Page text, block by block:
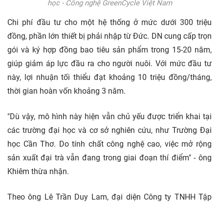
học - Công nghệ GreenCycle Việt Nam
Chi phí đầu tư cho một hệ thống ở mức dưới 300 triệu
đồng, phần lớn thiết bị phải nhập từ Đức. DN cung cấp trọn
gói và ký hợp đồng bao tiêu sản phẩm trong 15-20 năm,
giúp giảm áp lực đầu ra cho người nuôi. Với mức đầu tư
này, lợi nhuận tối thiểu đạt khoảng 10 triệu đồng/tháng,
thời gian hoàn vốn khoảng 3 năm.
"Dù vậy, mô hình này hiện vẫn chủ yếu được triển khai tại
các trường đại học và cơ sở nghiên cứu, như Trường Đại
học Cần Thơ. Do tính chất công nghệ cao, việc mở rộng
sản xuất đại trà vẫn đang trong giai đoạn thí điểm" - ông
Khiêm thừa nhận.
Theo ông Lê Trần Duy Lam, đại diện Công ty TNHH Tập